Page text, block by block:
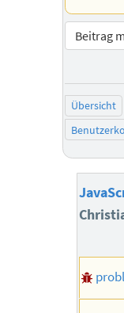
Beitrag
Übersicht